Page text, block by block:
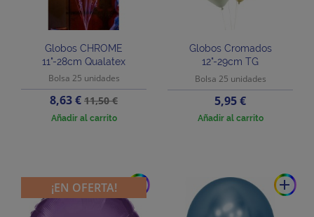
Globos CHROME
11"-28cm Qualatex
Bolsa 25 unidades
Precio
8,63 €Precio
base
11,50 €
Añadir al carrito
Globos Cromados
12"-29cm TG
Bolsa 25 unidades
Precio
5,95 €
Añadir al carrito
add
¡EN OFERTA! add